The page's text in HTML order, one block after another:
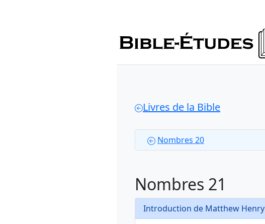
Livres de la Bible
Nombres 20
Nombres 21
Introduction de Matthew Henry